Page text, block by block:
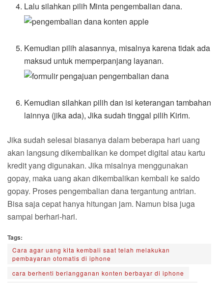
Lalu silahkan pilih Minta pengembalian dana.
Kemudian pilih alasannya, misalnya karena tidak ada
maksud untuk memperpanjang layanan.
Kemudian silahkan pilih dan isi keterangan tambahan
lainnya (jika ada), Jika sudah tinggal pilih Kirim.
Jika sudah selesai biasanya dalam beberapa hari uang
akan langsung dikembalikan ke dompet digital atau kartu
kredit yang digunakan. Jika misalnya menggunakan
gopay, maka uang akan dikembalikan kembali ke saldo
gopay. Proses pengembalian dana tergantung antrian.
Bisa saja cepat hanya hitungan jam. Namun bisa juga
sampai berhari-hari.
Tags:
Cara agar uang kita kembali saat telah melakukan
pembayaran otomatis di iphone
cara berhenti berlangganan konten berbayar di iphone